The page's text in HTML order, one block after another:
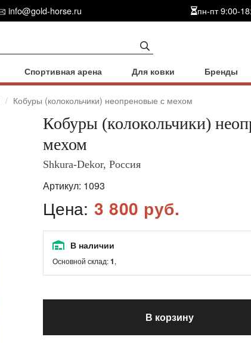
info@gold-horse.ru пн-пт 9:00-
Спортивная арена Для ковки Бренды
Кобуры (колокольчики) неопреновые с мехом
Кобуры (колокольчики)
мехом
Shkura-Dekor, Россия
Артикул: 1093
Цена: 3 800 руб.
В наличии
Основной склад:1,
В корзину